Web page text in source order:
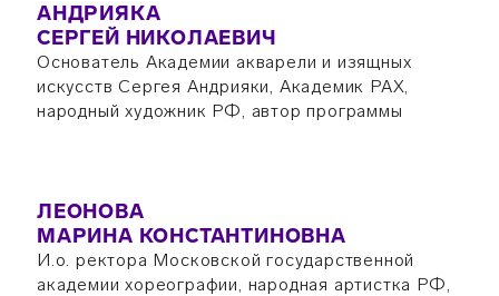
АНДРИЯКА
СЕРГЕЙ НИКОЛАЕВИЧ
Основатель Академии акварели и изящных
искусств Сергея Андрияки, Академик РАХ,
народный художник РФ, автор программы
ЛЕОНОВА
МАРИНА КОНСТАНТИНОВНА
И.о. ректора Московской государственной
академии хореографии, народная артистка РФ,